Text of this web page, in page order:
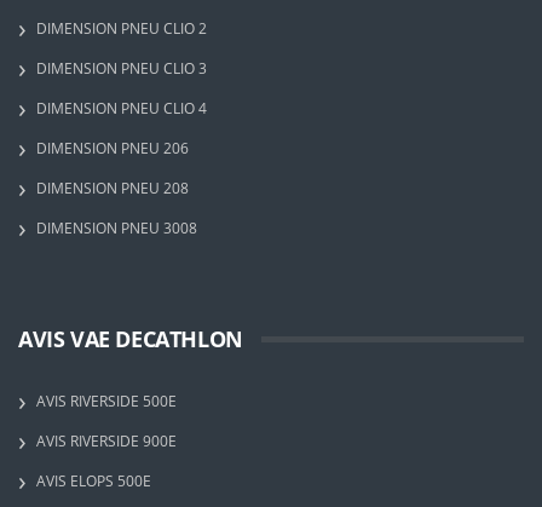
DIMENSION PNEU CLIO 2
DIMENSION PNEU CLIO 3
DIMENSION PNEU CLIO 4
DIMENSION PNEU 206
DIMENSION PNEU 208
DIMENSION PNEU 3008
AVIS VAE DECATHLON
AVIS RIVERSIDE 500E
AVIS RIVERSIDE 900E
AVIS ELOPS 500E